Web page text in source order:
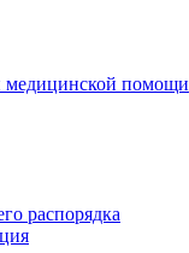
медицинской помощи
распорядка